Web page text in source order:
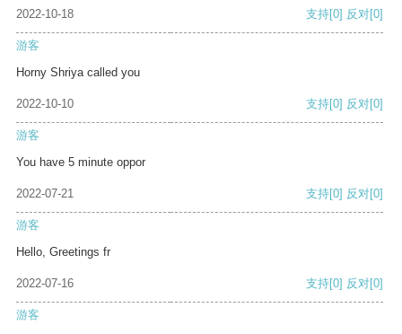
2022-10-18 支持[0] 反对[0]
游客
Horny Shriya called you
2022-10-10 支持[0] 反对[0]
游客
You have 5 minute oppor
2022-07-21 支持[0] 反对[0]
游客
Hello, Greetings fr
2022-07-16 支持[0] 反对[0]
游客